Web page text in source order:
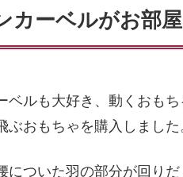
カーベルがお部屋
ベルも大好き、動くおも
おもちゃを購入しました
についた羽の部分が回り